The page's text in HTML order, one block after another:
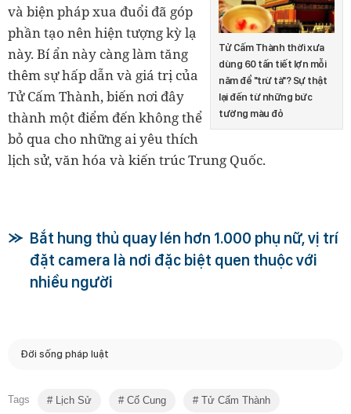
Tử Cấm Thành thời xưa
dùng 60 tấn tiết lợn mỗi
năm để "trừ tà"? Sự thật
lại đến từ những bức
tường màu đỏ
và biện pháp xua đuổi đã góp
phần tạo nên hiện tượng kỳ lạ
này. Bí ẩn này càng làm tăng
thêm sự hấp dẫn và giá trị của
Tử Cấm Thành, biến nơi đây
thành một điểm đến không thể
bỏ qua cho những ai yêu thích
lịch sử, văn hóa và kiến trúc Trung Quốc.
Bắt hung thủ quay lén hơn 1.000 phụ nữ, vị trí
đặt camera là nơi đặc biệt quen thuộc với
nhiều người
Đời sống pháp luật
Tags Lịch Sử Cố Cung Tử Cấm Thành